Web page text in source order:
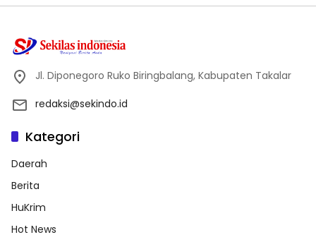
Jl. Diponegoro Ruko Biringbalang, Kabupaten Takalar
redaksi@sekindo.id
Kategori
Daerah
Berita
HuKrim
Hot News